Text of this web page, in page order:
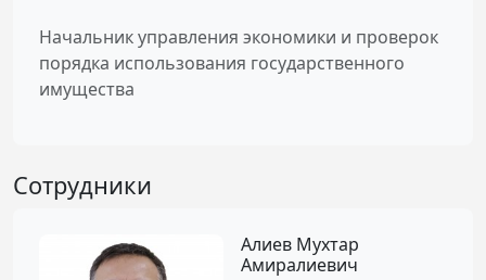
Начальник управления экономики и проверок
порядка использования государственного
имущества
Сотрудники
Алиев Мухтар
Амиралиевич